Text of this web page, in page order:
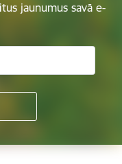
jaunumus savā e-